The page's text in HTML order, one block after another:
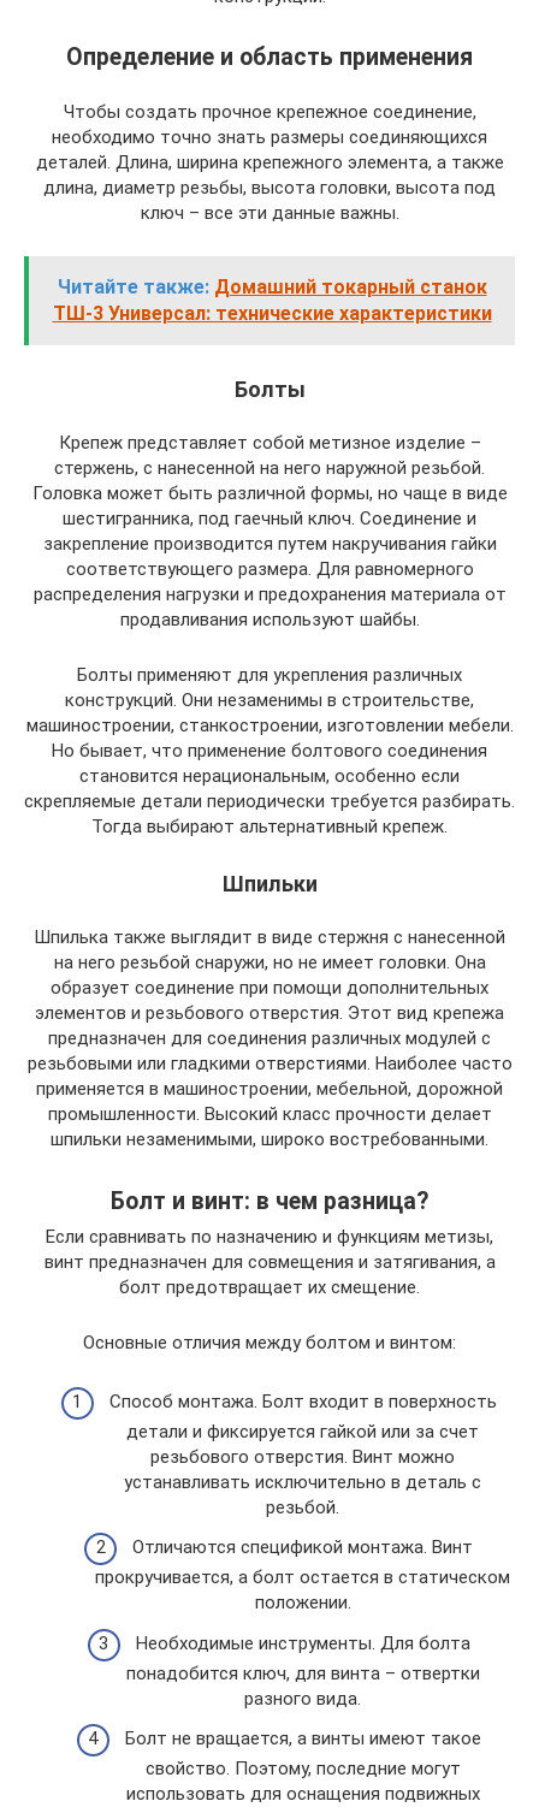
Определение и область применения
Чтобы создать прочное крепежное соединение,
необходимо точно знать размеры соединяющихся
деталей. Длина, ширина крепежного элемента, а также
длина, диаметр резьбы, высота головки, высота под
ключ – все эти данные важны.
Читайте также: Домашний токарный станок
ТШ-3 Универсал: технические характеристики
Болты
Крепеж представляет собой метизное изделие –
стержень, с нанесенной на него наружной резьбой.
Головка может быть различной формы, но чаще в виде
шестигранника, под гаечный ключ. Соединение и
закрепление производится путем накручивания гайки
соответствующего размера. Для равномерного
распределения нагрузки и предохранения материала от
продавливания используют шайбы.
Болты применяют для укрепления различных
конструкций. Они незаменимы в строительстве,
машиностроении, станкостроении, изготовлении мебели.
Но бывает, что применение болтового соединения
становится нерациональным, особенно если
скрепляемые детали периодически требуется разбирать.
Тогда выбирают альтернативный крепеж.
Шпильки
Шпилька также выглядит в виде стержня с нанесенной
на него резьбой снаружи, но не имеет головки. Она
образует соединение при помощи дополнительных
элементов и резьбового отверстия. Этот вид крепежа
предназначен для соединения различных модулей с
резьбовыми или гладкими отверстиями. Наиболее часто
применяется в машиностроении, мебельной, дорожной
промышленности. Высокий класс прочности делает
шпильки незаменимыми, широко востребованными.
Болт и винт: в чем разница?
Если сравнивать по назначению и функциям метизы,
винт предназначен для совмещения и затягивания, а
болт предотвращает их смещение.
Основные отличия между болтом и винтом:
Способ монтажа. Болт входит в поверхность
детали и фиксируется гайкой или за счет
резьбового отверстия. Винт можно
устанавливать исключительно в деталь с
резьбой.
Отличаются спецификой монтажа. Винт
прокручивается, а болт остается в статическом
положении.
Необходимые инструменты. Для болта
понадобится ключ, для винта – отвертки
разного вида.
Болт не вращается, а винты имеют такое
свойство. Поэтому, последние могут
использовать для оснащения подвижных